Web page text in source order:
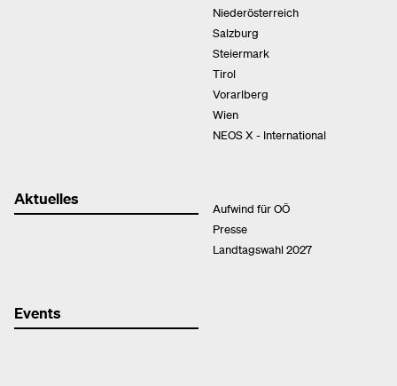
Niederösterreich
Salzburg
Steiermark
Tirol
Vorarlberg
Wien
NEOS X - International
Aktuelles
Aufwind für OÖ
Presse
Landtagswahl 2027
Events